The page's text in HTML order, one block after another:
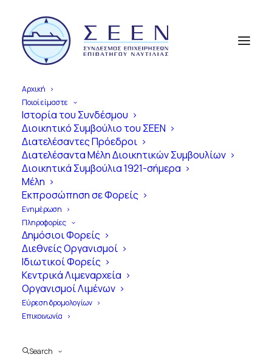
Αρχική
Ποιοί είμαστε
Ιστορία του Συνδέσμου
Διοικητικό Συμβούλιο του ΣΕΕΝ
Διατελέσαντες Πρόεδροι
Διατελέσαντα Μέλη Διοικητικών Συμβουλίων
Διοικητικά Συμβούλια 1921-σήμερα
Μέλη
Εκπροσώπηση σε Φορείς
Ενημέρωση
Πληροφορίες
Δημόσιοι Φορείς
Διεθνείς Οργανισμοί
Ιδιωτικοί Φορείς
Κεντρικά Λιμεναρχεία
Οργανισμοί Λιμένων
Εύρεση δρομολογίων
Επικοινωνία
Search
ΑπότηνΊδρυ
ΣύγχρονηΕποχή
100Χρόνια
Επιβα
στηνΕλλά δ